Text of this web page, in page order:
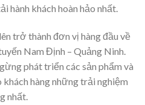
hành khách hoàn hảo nhất.
trở thành đơn vị hàng đầu về
Nam Định – Quảng Ninh.
phát triển các sản phẩm và
hàng những trải nghiệm
nhất.